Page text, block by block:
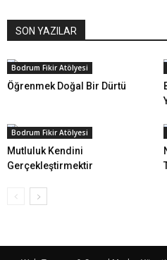
SON YAZILAR
Bodrum Fikir Atölyesi
Öğrenmek Doğal Bir Dürtü
Bodrum Fikir Atölyesi
Mutluluk Kendini
Gerçekleştirmektir